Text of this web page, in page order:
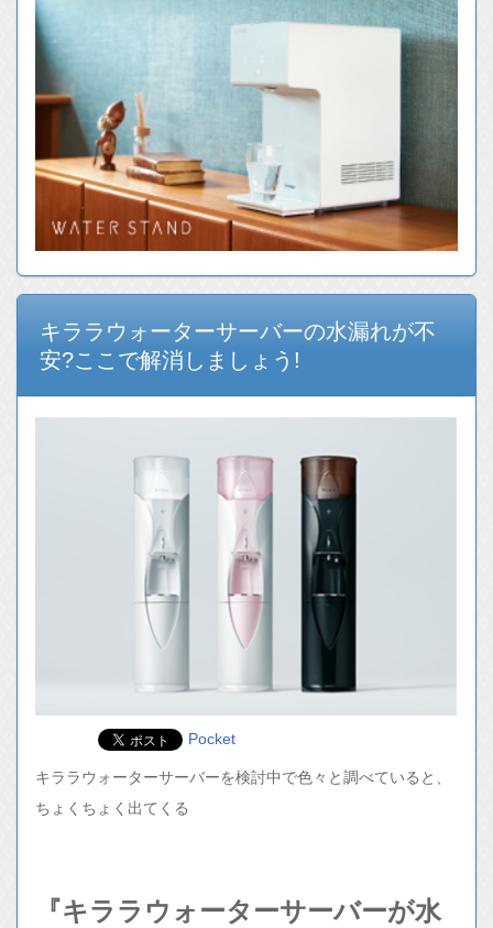
キララウォーターサーバーの水漏れが不
安?ここで解消しましょう!
Pocket
キララウォーターサーバーを検討中で色々と調べていると、
ちょくちょく出てくる
『キララウォーターサーバーが水